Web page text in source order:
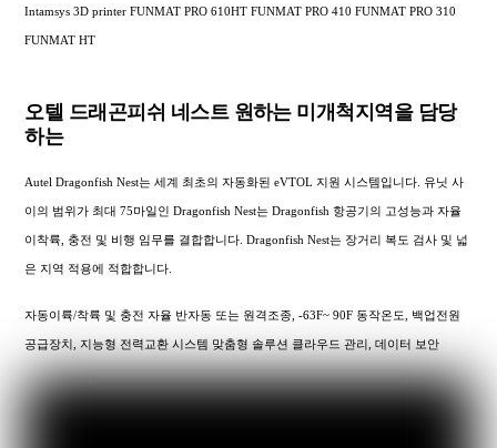
Intamsys 3D printer FUNMAT PRO 610HT FUNMAT PRO 410 FUNMAT PRO 310
FUNMAT HT
오텔 드래곤피쉬 네스트 원하는 미개척지역을 담당
하는
Autel Dragonfish Nest는 세계 최초의 자동화된 eVTOL 지원 시스템입니다. 유닛 사
이의 범위가 최대 75마일인 Dragonfish Nest는 Dragonfish 항공기의 고성능과 자율
이착륙, 충전 및 비행 임무를 결합합니다. Dragonfish Nest는 장거리 복도 검사 및 넓
은 지역 적용에 적합합니다.
자동이륙/착륙 및 충전 자율 반자동 또는 원격조종, -63F~ 90F 동작온도, 백업전원
공급장치, 지능형 전력교환 시스템 맞춤형 솔루션 클라우드 관리, 데이터 보안